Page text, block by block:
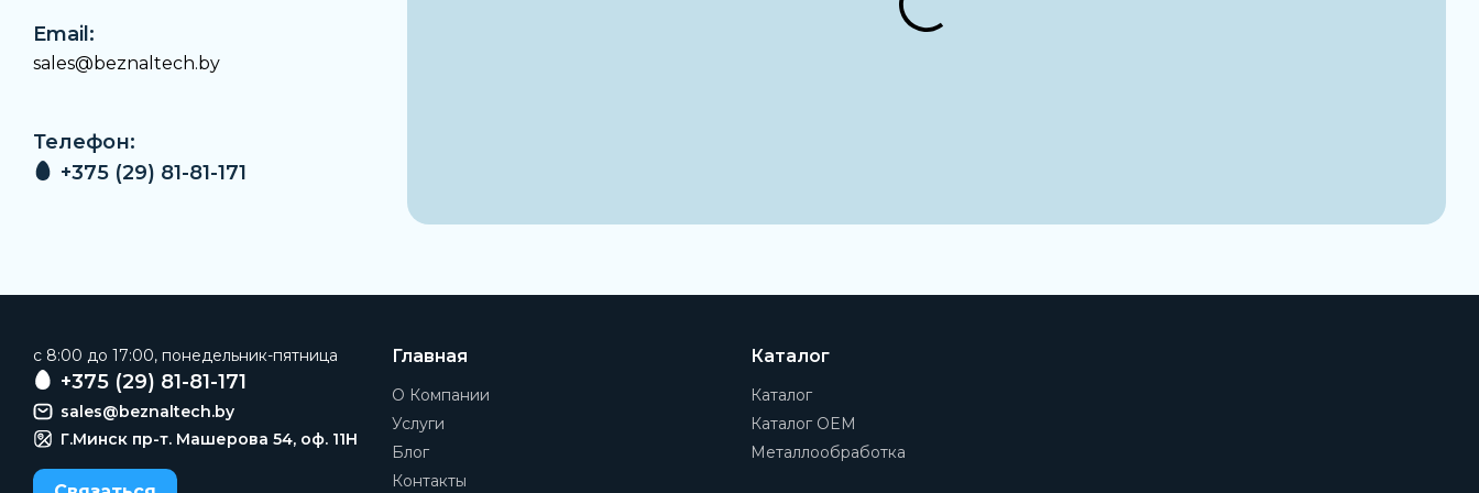
Email:
sales@beznaltech.by
Телефон:
+375 (29) 81-81-171
c 8:00 до 17:00, понедельник-пятница
+375 (29) 81-81-171
sales@beznaltech.by
Г.Минск пр-т. Машерова 54, оф. 11H
Главная
О Компании
Услуги
Блог
Контакты
Каталог
Каталог
Каталог OEM
Металлообработка